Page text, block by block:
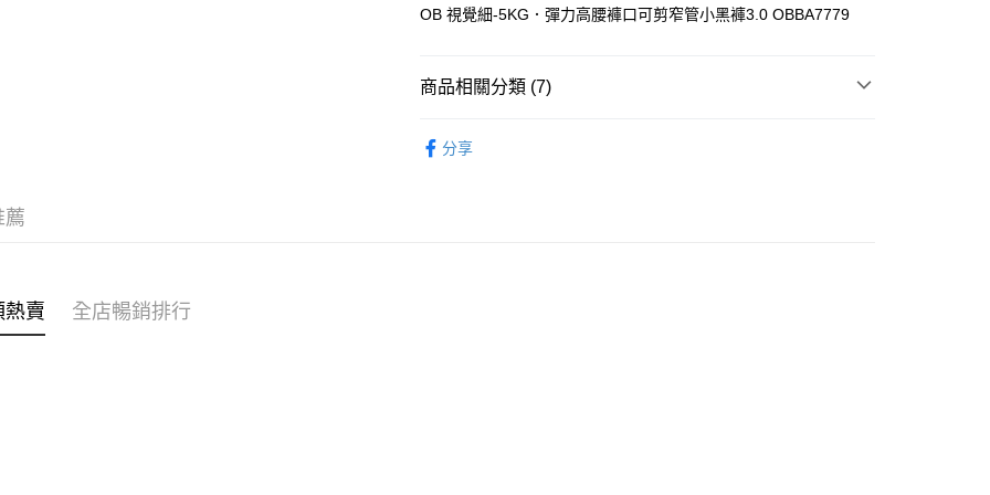
AlipayHK
WeChat Pay
送貨方式
OB 視覺細-5KG．彈力高腰褲口可剪窄管小黑褲3.0 OBBA7779
商品相關分類 (7)
分享
薦
賣 全店暢銷排行